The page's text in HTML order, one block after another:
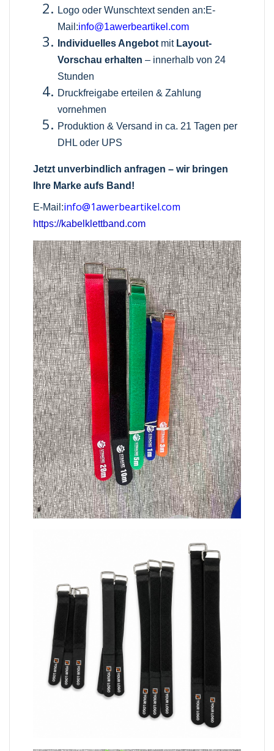
Logo oder Wunschtext senden an:E-
Mail:info@1awerbeartikel.com
Individuelles Angebot mit Layout-
Vorschau erhalten – innerhalb von 24
Stunden
Druckfreigabe erteilen & Zahlung
vornehmen
Produktion & Versand in ca. 21 Tagen per
DHL oder UPS
Jetzt unverbindlich anfragen – wir bringen
Ihre Marke aufs Band!
E-Mail:info@1awerbeartikel.com
https://kabelklettband.com